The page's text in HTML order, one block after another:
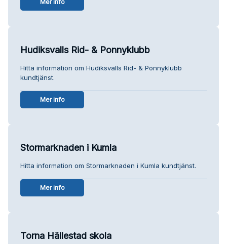
Mer info
Hudiksvalls Rid- & Ponnyklubb
Hitta information om Hudiksvalls Rid- & Ponnyklubb
kundtjänst.
Mer info
Stormarknaden i Kumla
Hitta information om Stormarknaden i Kumla kundtjänst.
Mer info
Torna Hällestad skola